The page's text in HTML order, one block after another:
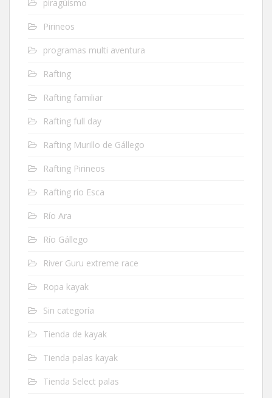
piragüismo
Pirineos
programas multi aventura
Rafting
Rafting familiar
Rafting full day
Rafting Murillo de Gállego
Rafting Pirineos
Rafting río Esca
Río Ara
Río Gállego
River Guru extreme race
Ropa kayak
Sin categoría
Tienda de kayak
Tienda palas kayak
Tienda Select palas